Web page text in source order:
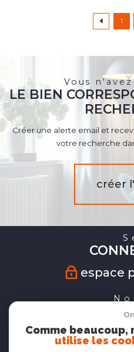
1
Vous
LE BIEN
Créer une alerte email et
votre recherche
créer
espace
Comme beaucoup,
utilise les